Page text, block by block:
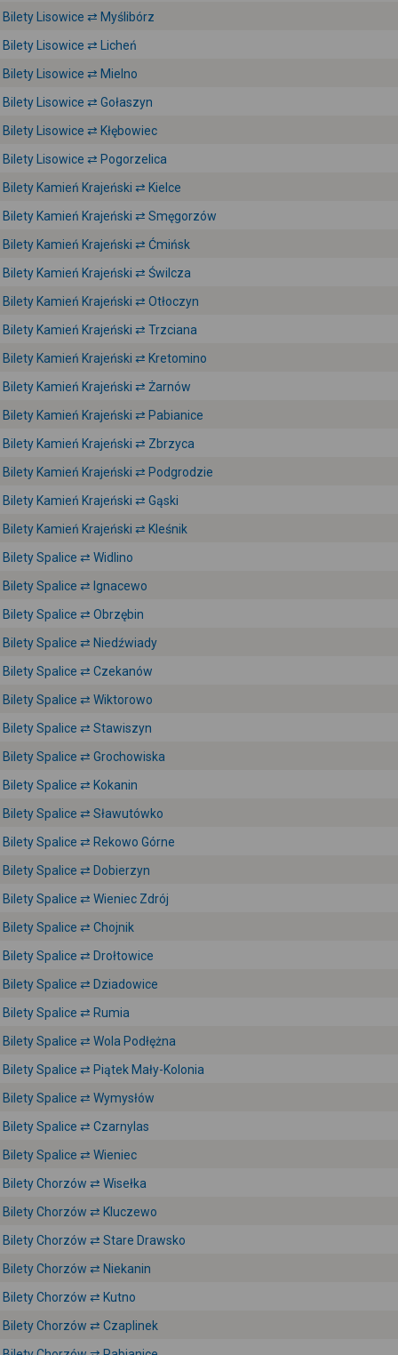
Bilety Lisowice ⇄ Myślibórz
Bilety Lisowice ⇄ Licheń
Bilety Lisowice ⇄ Mielno
Bilety Lisowice ⇄ Gołaszyn
Bilety Lisowice ⇄ Kłębowiec
Bilety Lisowice ⇄ Pogorzelica
Bilety Kamień Krajeński ⇄ Kielce
Bilety Kamień Krajeński ⇄ Smęgorzów
Bilety Kamień Krajeński ⇄ Ćmińsk
Bilety Kamień Krajeński ⇄ Świlcza
Bilety Kamień Krajeński ⇄ Otłoczyn
Bilety Kamień Krajeński ⇄ Trzciana
Bilety Kamień Krajeński ⇄ Kretomino
Bilety Kamień Krajeński ⇄ Żarnów
Bilety Kamień Krajeński ⇄ Pabianice
Bilety Kamień Krajeński ⇄ Zbrzyca
Bilety Kamień Krajeński ⇄ Podgrodzie
Bilety Kamień Krajeński ⇄ Gąski
Bilety Kamień Krajeński ⇄ Kleśnik
Bilety Spalice ⇄ Widlino
Bilety Spalice ⇄ Ignacewo
Bilety Spalice ⇄ Obrzębin
Bilety Spalice ⇄ Niedźwiady
Bilety Spalice ⇄ Czekanów
Bilety Spalice ⇄ Wiktorowo
Bilety Spalice ⇄ Stawiszyn
Bilety Spalice ⇄ Grochowiska
Bilety Spalice ⇄ Kokanin
Bilety Spalice ⇄ Sławutówko
Bilety Spalice ⇄ Rekowo Górne
Bilety Spalice ⇄ Dobierzyn
Bilety Spalice ⇄ Wieniec Zdrój
Bilety Spalice ⇄ Chojnik
Bilety Spalice ⇄ Drołtowice
Bilety Spalice ⇄ Dziadowice
Bilety Spalice ⇄ Rumia
Bilety Spalice ⇄ Wola Podłężna
Bilety Spalice ⇄ Piątek Mały-Kolonia
Bilety Spalice ⇄ Wymysłów
Bilety Spalice ⇄ Czarnylas
Bilety Spalice ⇄ Wieniec
Bilety Chorzów ⇄ Wisełka
Bilety Chorzów ⇄ Kluczewo
Bilety Chorzów ⇄ Stare Drawsko
Bilety Chorzów ⇄ Niekanin
Bilety Chorzów ⇄ Kutno
Bilety Chorzów ⇄ Czaplinek